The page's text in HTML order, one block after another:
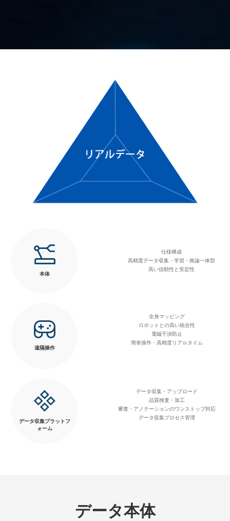
本体
仕様構成
高精度データ収集・学習・推論一体型
高い信頼性と安定性
全身マッピング
ロボットとの高い統合性
電磁干渉防止
簡単操作・高精度リアルタイム
遠隔操作
データ収集・アップロード
品質検査・加工
審査・アノテーションのワンストップ対応
データ収集プロセス管理
データ収集プラットフ
ォーム
データ本体